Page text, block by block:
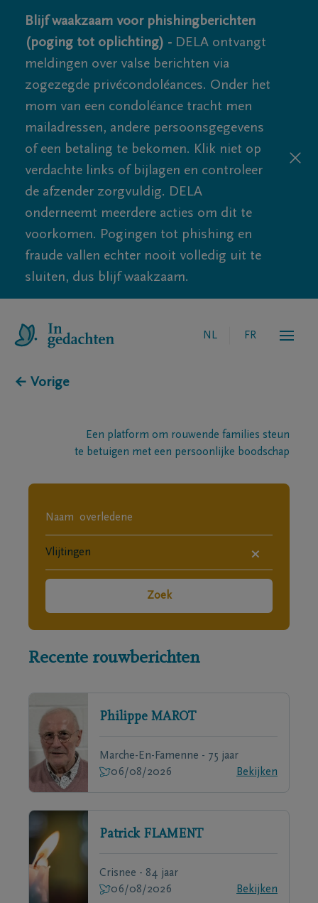
Blijf waakzaam voor phishingberichten
(poging tot oplichting) - DELA ontvangt
meldingen over valse berichten via
zogezegde privécondoléances. Onder het
mom van een condoléance tracht men
mailadressen, andere persoonsgegevens
of een betaling te bekomen. Klik niet op
verdachte links of bijlagen en controleer
de afzender zorgvuldig. DELA
onderneemt meerdere acties om dit te
voorkomen. Pogingen tot phishing en
fraude vallen echter nooit volledig uit te
sluiten, dus blijf waakzaam.
NL FR
← Vorige
Een platform om rouwende families steun
te betuigen met een persoonlijke boodschap
×
Zoek
Recente rouwberichten
Philippe MAROT
Marche-En-Famenne - 75 jaar
06/08/2026
Bekijken
Patrick FLAMENT
Crisnee - 84 jaar
06/08/2026
Bekijken